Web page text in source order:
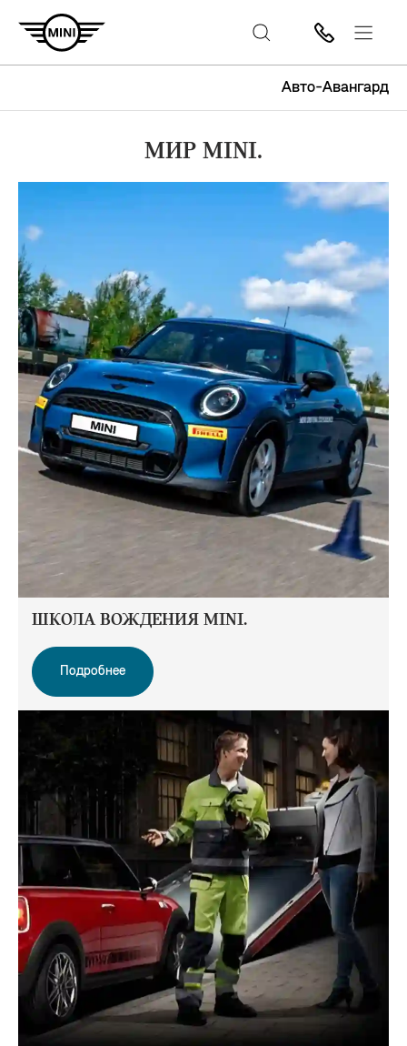
Авто-Авангард
МИР MINI.
ШКОЛА ВОЖДЕНИЯ MINI.
Подробнее